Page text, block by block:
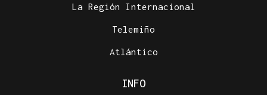
La Región Internacional
Telemiño
Atlántico
INFO